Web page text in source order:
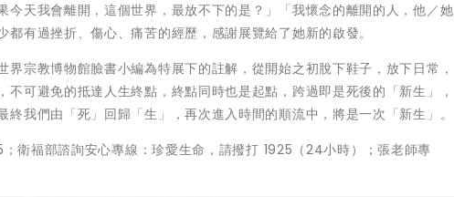
天我會離開，這個世界，最放不下的是？」「我懷念的離開的人，他／她
有過挫折、傷心、痛苦的經歷，感謝展覽給了她新的啟發。
界宗教博物館臉書小編為特展下的註解，從開始之初脫下鞋子，放下日常，
可避免的抵達人生終點，終點同時也是起點，跨過即是死後的「新生」，
我們由「死」回歸「生」，再次進入時間的順流中，將是一次「新生」。
衛福部諮詢安心專線：珍愛生命，請撥打 1925（24小時）；張老師專